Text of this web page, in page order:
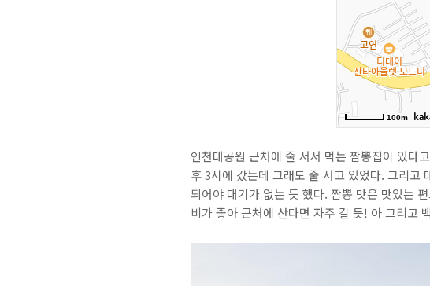
인천대공원 근처에 줄 서서 먹는 짬뽕집이 있다
후 3시에 갔는데 그래도 줄 서고 있었다. 그리고
되어야 대기가 없는 듯 했다. 짬뽕 맛은 맛있는
비가 좋아 근처에 산다면 자주 갈 듯! 아 그리고